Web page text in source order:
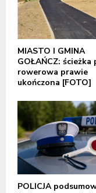
MIASTO I GMINA
GOŁAŃCZ: ścieżka
rowerowa prawie
ukończona [FOTO]
POLICJA